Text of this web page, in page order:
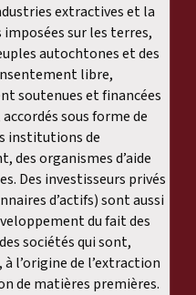
extractives et la
sur les terres,
autochtones et des
libre,
soutenues et financées
sous forme de
institutions de
des organismes d’aide
Des investisseurs privés
d’actifs) sont aussi
du fait des
sociétés qui sont,
l’origine de l’extraction
de matières premières.